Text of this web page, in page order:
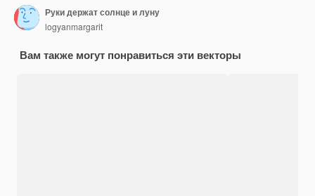
Руки держат солнце и луну
logyanmargarit
Вам также могут понравиться эти векторы